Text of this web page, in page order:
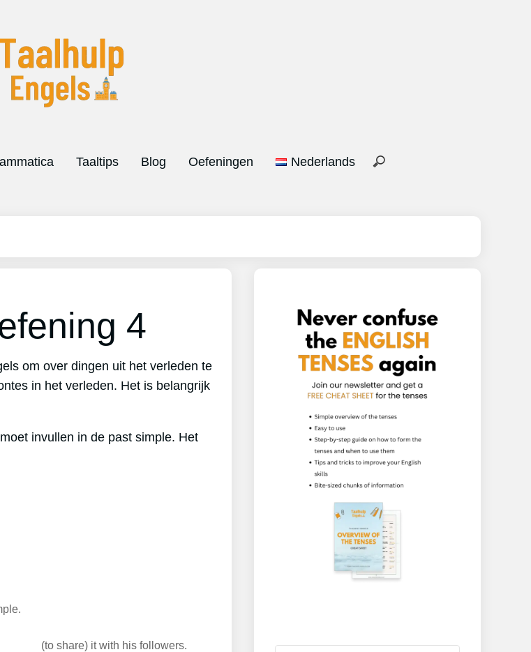
Taaltips Blog Oefeningen Nederlands
4
om over dingen uit het verleden te
in het verleden. Het is belangrijk
invullen in de past simple. Het
(to share) it with his followers.